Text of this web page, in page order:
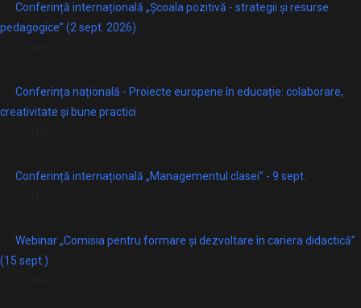
Conferință internațională „Școala pozitivă - strategii și resurse
pedagogice” (2 sept. 2026)
Conferința națională - Proiecte europene în educație: colaborare,
creativitate și bune practici
Conferință internațională „Managementul clasei” - 9 sept.
Webinar „Comisia pentru formare și dezvoltare în cariera didactică”
(15 sept.)